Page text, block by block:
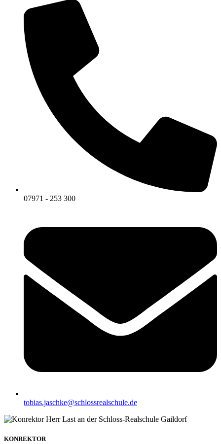
07971 - 253 300
tobias.jaschke@schlossrealschule.de
KONREKTOR